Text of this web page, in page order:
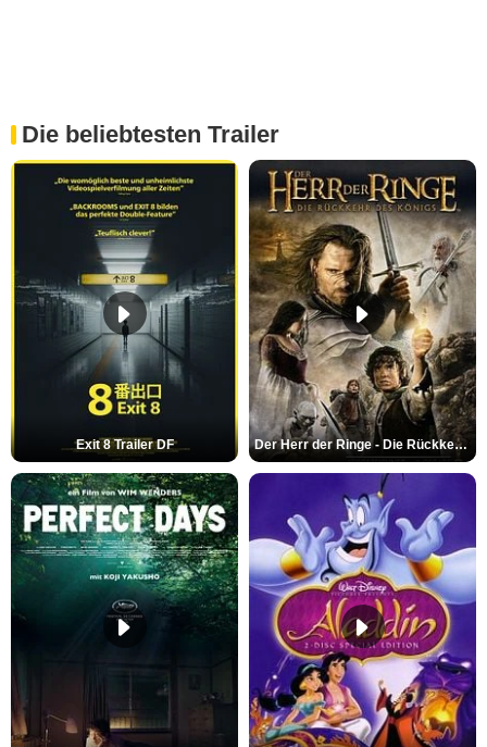
Die beliebtesten Trailer
Exit 8 Trailer DF Der Herr der Ringe - Die Rückkehr des Königs Trailer OV